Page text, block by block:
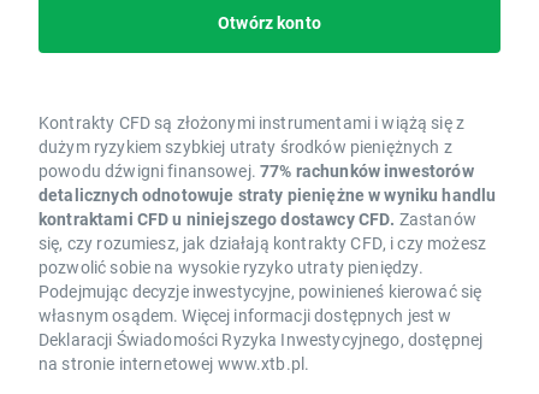
Otwórz konto
Kontrakty CFD są złożonymi instrumentami i wiążą się z
dużym ryzykiem szybkiej utraty środków pieniężnych z
powodu dźwigni finansowej. 77% rachunków inwestorów
detalicznych odnotowuje straty pieniężne w wyniku handlu
kontraktami CFD u niniejszego dostawcy CFD. Zastanów
się, czy rozumiesz, jak działają kontrakty CFD, i czy możesz
pozwolić sobie na wysokie ryzyko utraty pieniędzy.
Podejmując decyzje inwestycyjne, powinieneś kierować się
własnym osądem. Więcej informacji dostępnych jest w
Deklaracji Świadomości Ryzyka Inwestycyjnego, dostępnej
na stronie internetowej www.xtb.pl.